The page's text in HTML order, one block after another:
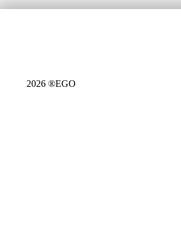
2026 ®EGO